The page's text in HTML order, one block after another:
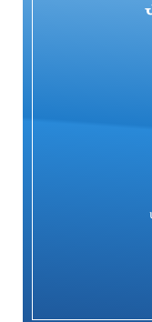
Գարեգին Բ-ի և վեց
ինքնաբացարկ